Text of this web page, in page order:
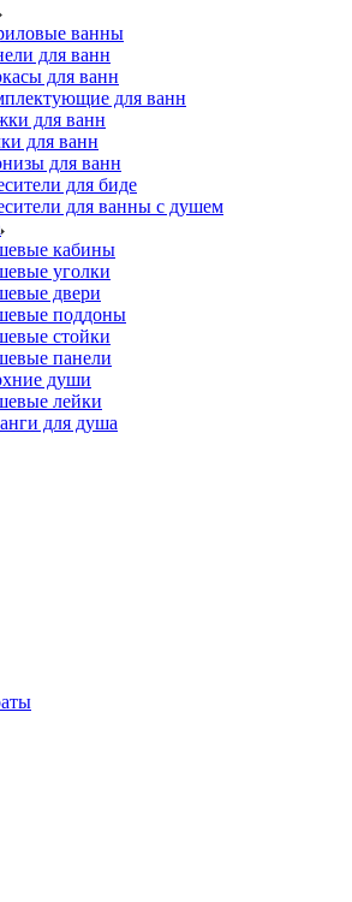
ванны
для ванн
для ванн
для ванн
для ванн
для ванн
для ванн
для биде
для ванны с душем
кабины
уголки
двери
поддоны
стойки
панели
души
лейки
для душа